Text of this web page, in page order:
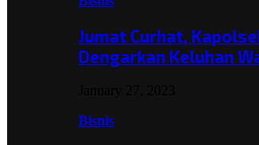
Jumat Curhat,
Dengarkan Keluhan
Bisnis